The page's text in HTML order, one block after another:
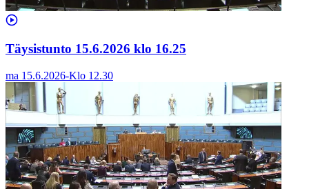
Täysistunto 15.6.2026 klo 16.25
ma 15.6.2026-Klo 12.30